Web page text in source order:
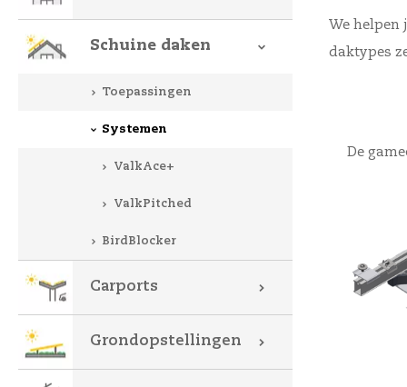
We helpen
daktypes
De
Schuine daken
Toepassingen
Systemen
ValkAce+
ValkPitched
BirdBlocker
Carports
Grondopstellingen